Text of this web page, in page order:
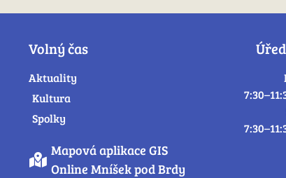
Volný čas
Aktuality
Kultura
Spolky
Mapová aplikace GIS
Online Mníšek pod Brdy